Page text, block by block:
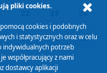
24
29 30 31
pliki cookies.
cookies i podobnych
i statystycznych oraz w celu
indywidualnych potrzeb
współpracujący z nami
dostawcy aplikacji